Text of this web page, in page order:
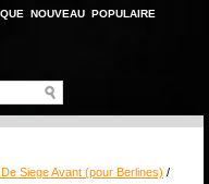
NOUVEAU POPULAIRE
Siege Avant (pour Berlines) /